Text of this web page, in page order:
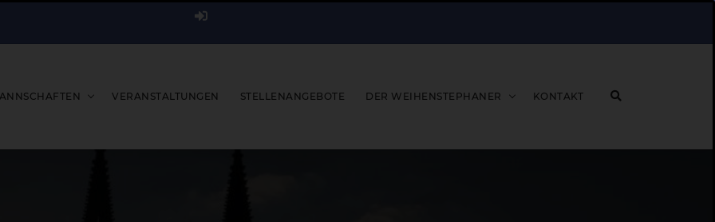
VERANSTALTUNGEN STELLENANGEBOTE DER WEIHENSTEPHANER KONTAKT